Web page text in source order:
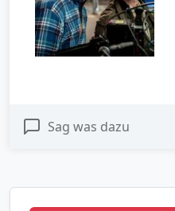
Sag was dazu